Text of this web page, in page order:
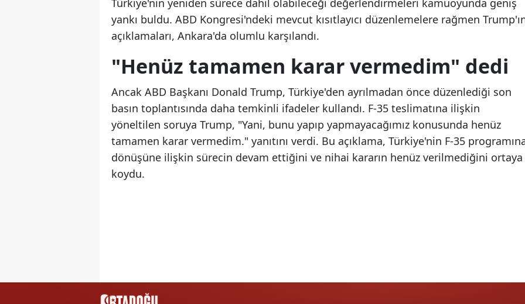
Malatya
Muğla
Muş
Nevşehir
Türkiye'nin yeniden sürece dahil olabileceği değerlendirmeleri kamuoyunda geniş
yankı buldu. ABD Kongresi'ndeki mevcut kısıtlayıcı düzenlemelere rağmen
açıklamaları, Ankara'da olumlu karşılandı.
"Henüz tamamen karar vermedim" dedi
Ancak ABD Başkanı Donald Trump, Türkiye'den ayrılmadan önce düzenlediği son
basın toplantısında daha temkinli ifadeler kullandı. F-35 teslimatına ilişkin
yöneltilen soruya Trump, "Yani, bunu yapıp yapmayacağımız konusunda henüz
tamamen karar vermedim." yanıtını verdi. Bu açıklama, Türkiye'nin F-35
dönüşüne ilişkin sürecin devam ettiğini ve nihai kararın henüz verilmediğini ortaya
koydu.
Bakan Yumaklı açıkladı:
Muğla'daki yangın
Bakan Yumaklı